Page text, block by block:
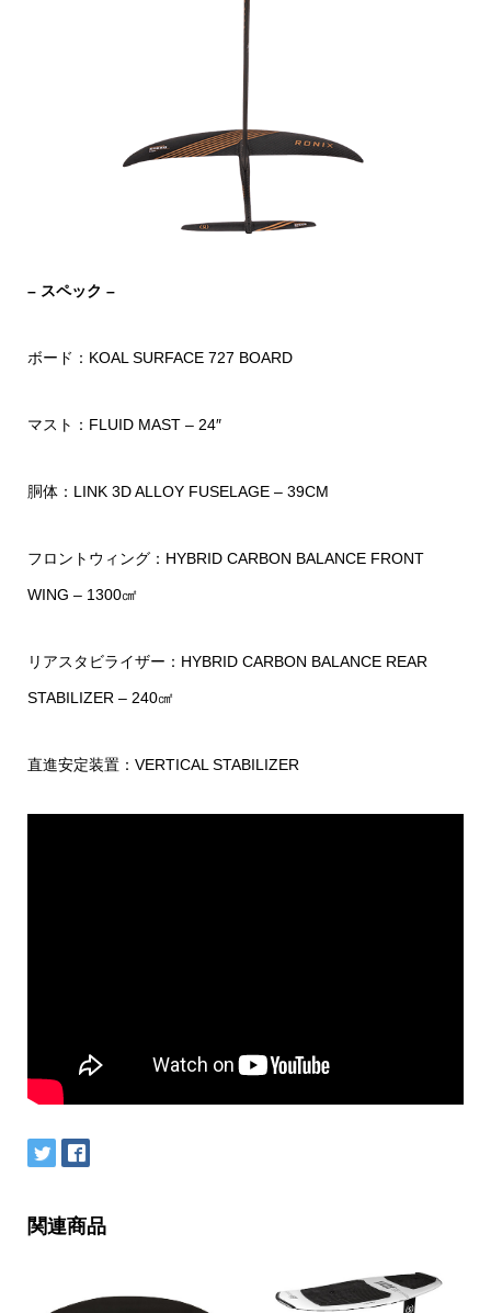
– スペック –
ボード：KOAL SURFACE 727 BOARD
マスト：FLUID MAST – 24″
胴体：LINK 3D ALLOY FUSELAGE – 39CM
フロントウィング：HYBRID CARBON BALANCE FRONT
WING – 1300㎠
リアスタビライザー：HYBRID CARBON BALANCE REAR
STABILIZER – 240㎠
直進安定装置：VERTICAL STABILIZER
関連商品